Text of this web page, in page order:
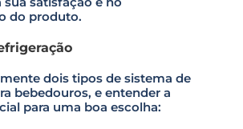
do produto.
dois tipos de sistema de
bebedouros, e entender a
para uma boa escolha: